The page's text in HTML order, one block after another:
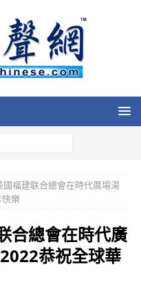
國福建联合總會在時代廣場湯
樂
合總會在時代廣
恭祝全球華